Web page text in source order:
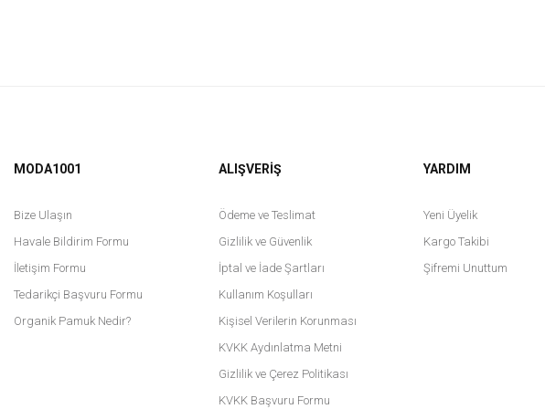
MODA1001
Bize Ulaşın
Havale Bildirim Formu
İletişim Formu
Tedarikçi Başvuru Formu
Organik Pamuk Nedir?
ALIŞVERİŞ
Ödeme ve Teslimat
Gizlilik ve Güvenlik
İptal ve İade Şartları
Kullanım Koşulları
Kişisel Verilerin Korunması
KVKK Aydınlatma Metni
Gizlilik ve Çerez Politikası
KVKK Başvuru Formu
YARDIM
Yeni Üyelik
Kargo Takibi
Şifremi Unuttum